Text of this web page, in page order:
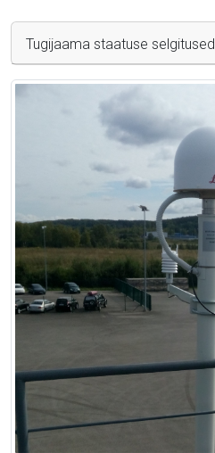
Tugijaama staatuse selgitused